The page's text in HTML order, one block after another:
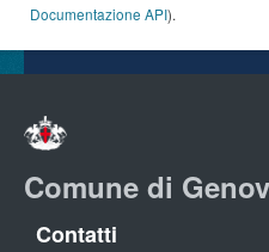
Documentazione API).
Comune di
Contatti